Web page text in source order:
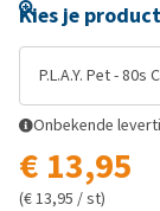
Kies je
Onbekende
€ 13,95
(€ 13,95 / st)